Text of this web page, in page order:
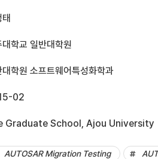
대학교 일반대학원
대학원 소프트웨어특성화학과
02
Graduate School, Ajou University
AUTOSAR Migration Testing